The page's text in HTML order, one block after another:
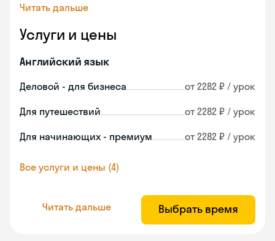
Читать дальше
Услуги и цены
Английский язык
Деловой - для бизнеса от 2282 ₽ / урок
Для путешествий от 2282 ₽ / урок
Для начинающих - премиум от 2282 ₽ / урок
Все услуги и цены (4)
Читать дальше Выбрать время